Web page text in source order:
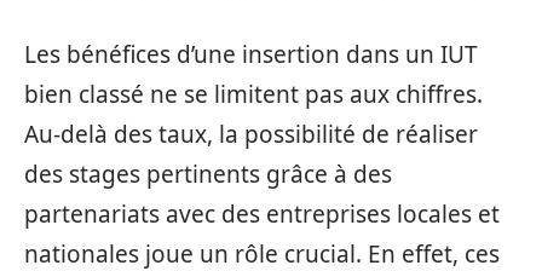
Les bénéfices d’une insertion dans un IUT
bien classé ne se limitent pas aux chiffres.
Au-delà des taux, la possibilité de réaliser
des stages pertinents grâce à des
partenariats avec des entreprises locales et
nationales joue un rôle crucial. En effet, ces